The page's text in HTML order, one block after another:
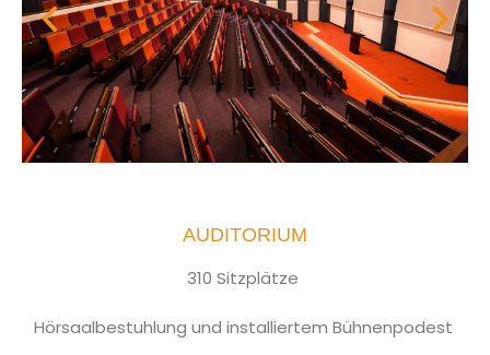
AUDITORIUM
310 Sitzplätze
Hörsaalbestuhlung und installiertem Bühnenpodest